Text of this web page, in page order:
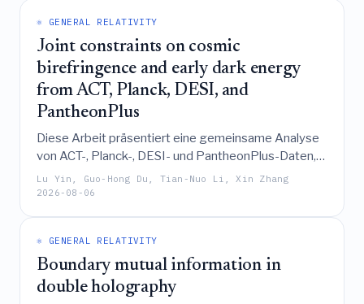
der Kompaktifizierung von
punktierten Riemannschen Flächen resultieren.
⚛️ GENERAL RELATIVITY
Joint constraints on cosmic
birefringence and early dark energy
from ACT, Planck, DESI, and
PantheonPlus
Diese Arbeit präsentiert eine gemeinsame Analyse
von ACT-, Planck-, DESI- und PantheonPlus-Daten,
um die durch frühe dunkle Energie induzierte
kosmische Birefringence einzugrenzen, wobei
km/s/Mpc) und einen signifikanten Anteil an früher
dunkler Energie (fEDE ≈ 0,23) stützt.
Lu Yin, Guo-Hong Du, Tian-Nuo Li, Xin Zhang
2026-08-06
⚛️ GENERAL RELATIVITY
Boundary mutual information in
double holography